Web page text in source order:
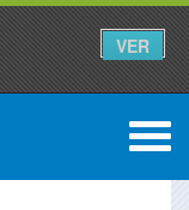
VER
0